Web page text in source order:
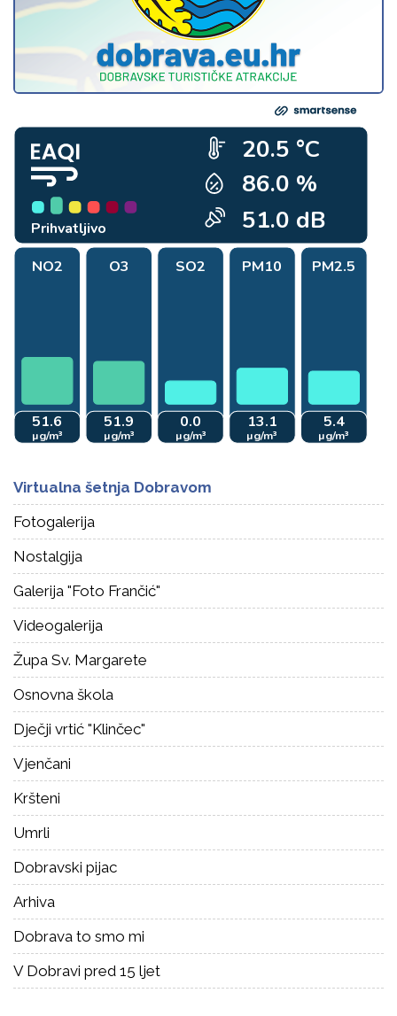
Virtualna šetnja Dobravom
Fotogalerija
Nostalgija
Galerija "Foto Frančić"
Videogalerija
Župa Sv. Margarete
Osnovna škola
Dječji vrtić "Klinčec"
Vjenčani
Kršteni
Umrli
Dobravski pijac
Arhiva
Dobrava to smo mi
V Dobravi pred 15 ljet